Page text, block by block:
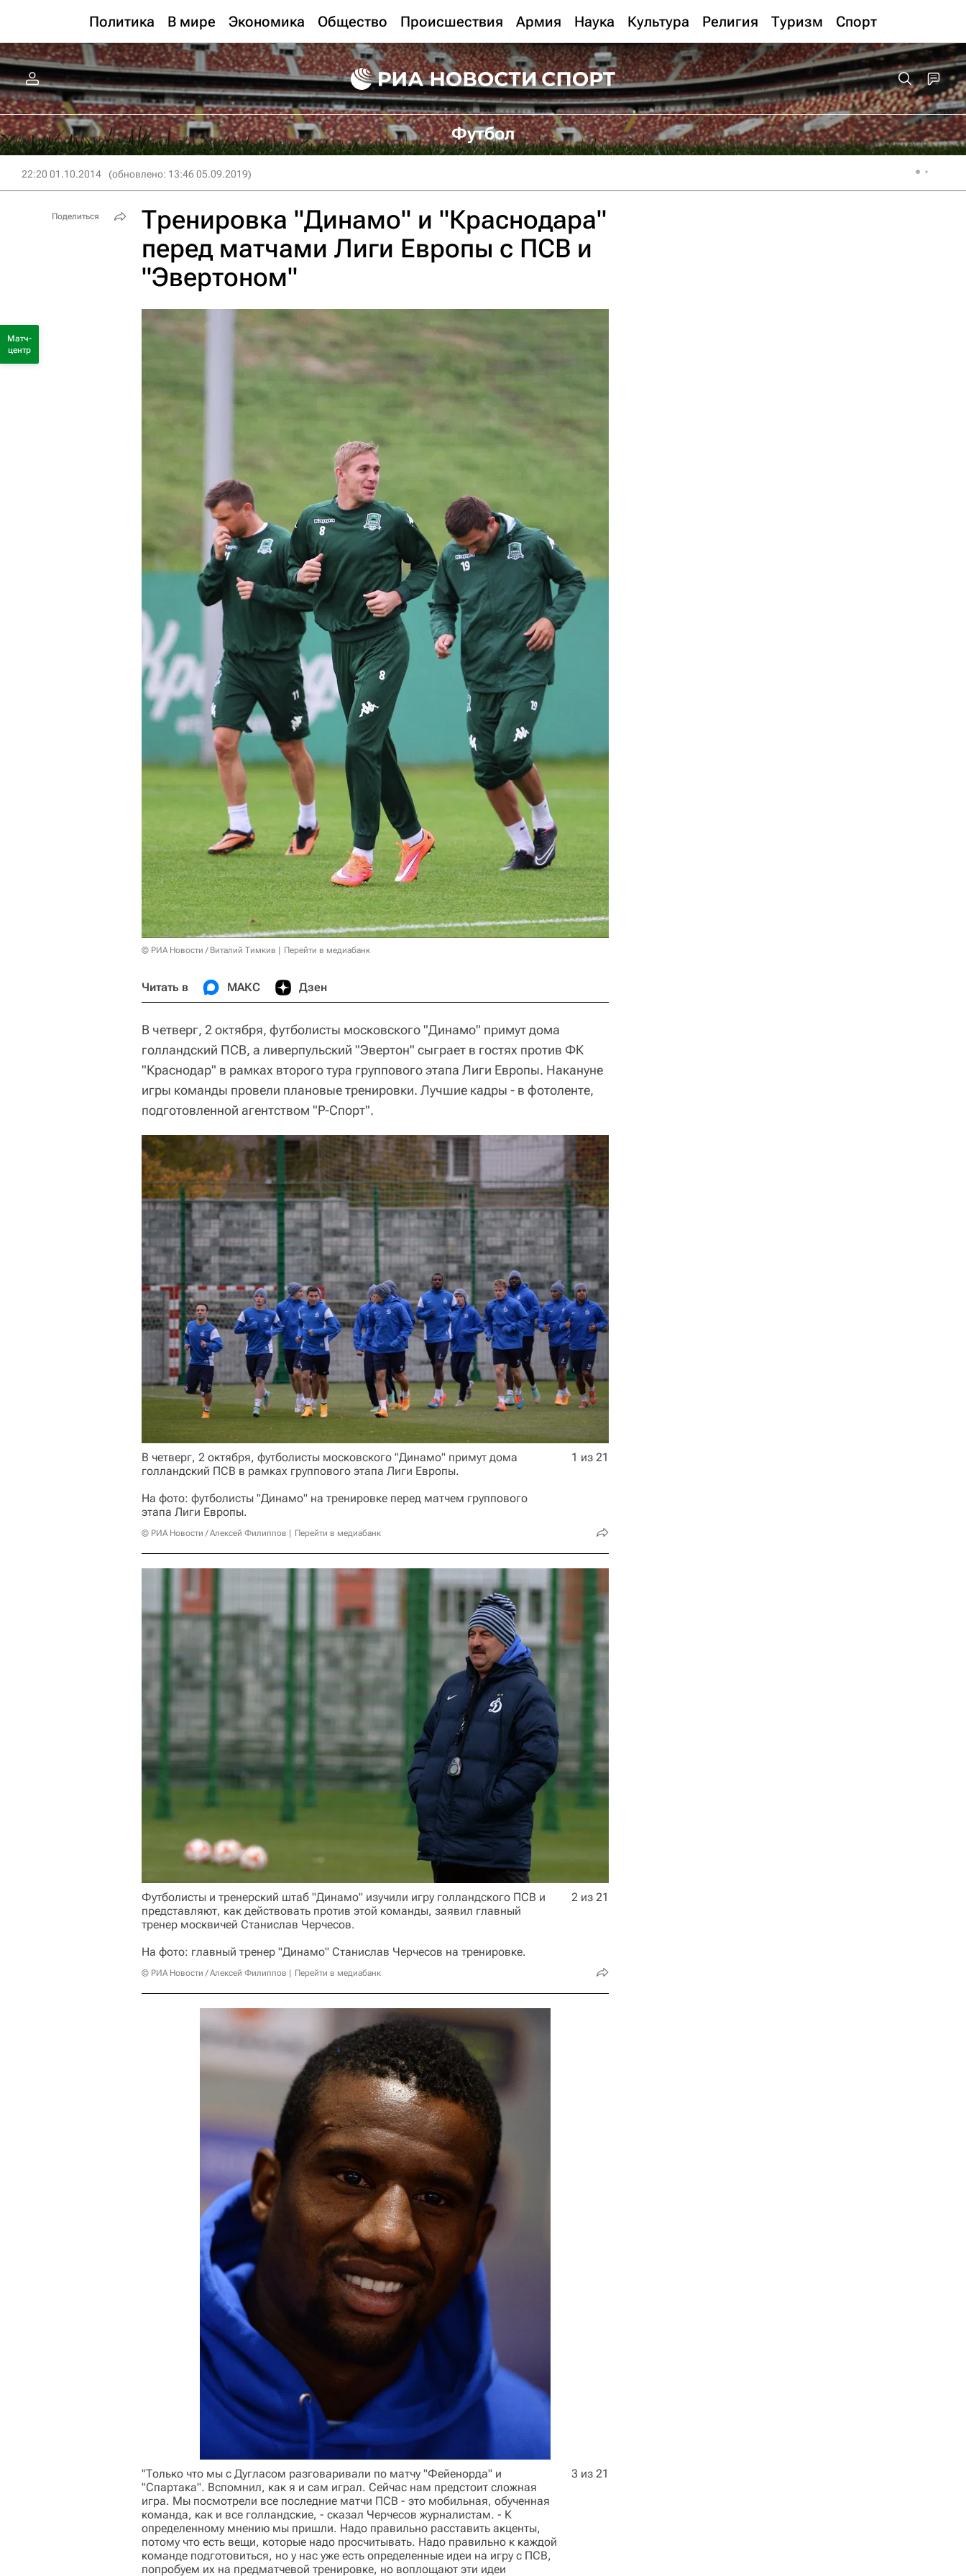
Политика В мире Экономика Общество Происшествия Армия Наука Культура Религия Туризм Спорт
Футбол
22:20 01.10.2014 (обновлено: 13:46 05.09.2019)
Тренировка "Динамо" и "Краснодара"
перед матчами Лиги Европы с ПСВ и
"Эвертоном"
© РИА Новости / Виталий Тимкив Перейти в медиабанк
Читать в МАКС Дзен
В четверг, 2 октября, футболисты московского "Динамо" примут дома
голландский ПСВ, а ливерпульский "Эвертон" сыграет в гостях против ФК
"Краснодар" в рамках второго тура группового этапа Лиги Европы. Накануне
игры команды провели плановые тренировки. Лучшие кадры - в фотоленте,
подготовленной агентством "Р-Спорт".
В четверг, 2 октября, футболисты московского "Динамо" примут дома
голландский ПСВ в рамках группового этапа Лиги Европы.
На фото: футболисты "Динамо" на тренировке перед матчем группового
этапа Лиги Европы.
© РИА Новости / Алексей Филиппов Перейти в медиабанк
1 из 21
Футболисты и тренерский штаб "Динамо" изучили игру голландского ПСВ и
представляют, как действовать против этой команды, заявил главный
тренер москвичей Станислав Черчесов.
На фото: главный тренер "Динамо" Станислав Черчесов на тренировке.
© РИА Новости / Алексей Филиппов Перейти в медиабанк
2 из 21
"Только что мы с Дугласом разговаривали по матчу "Фейенорда" и
"Спартака". Вспомнил, как я и сам играл. Сейчас нам предстоит сложная
игра. Мы посмотрели все последние матчи ПСВ - это мобильная, обученная
команда, как и все голландские, - сказал Черчесов журналистам. - К
определенному мнению мы пришли. Надо правильно расставить акценты,
потому что есть вещи, которые надо просчитывать. Надо правильно к каждой
команде подготовиться, но у нас уже есть определенные идеи на игру с ПСВ,
попробуем их на предматчевой тренировке, но воплощают эти идеи
3 из 21
Поделиться
Матч-
центр